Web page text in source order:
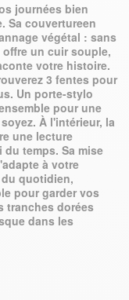
journées bien
Sa couvertureen
végétal : sans
un cuir souple,
votre histoire.
3 fentes pour
Un porte-stylo
pour une
À l'intérieur, la
une lecture
temps. Sa mise
à votre
quotidien,
pour garder vos
tranches dorées
dans les